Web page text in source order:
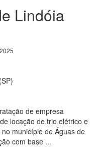
Lindóia
de empresa
locação de trio elétrico e
município de Águas de
com base ...